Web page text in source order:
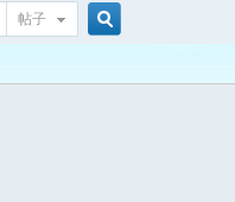
帖子